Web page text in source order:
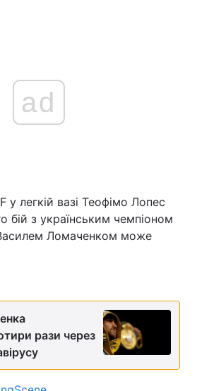
Війна
ad
у легкій вазі Теофімо Лопес
бій з українським чемпіоном
Василем Ломаченком може
рази через